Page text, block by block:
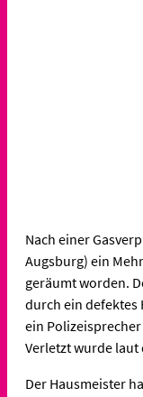
Nach einer
Augsburg) ein
geräumt worden.
durch ein defektes
ein
Verletzt wurde
Der Hausmeister